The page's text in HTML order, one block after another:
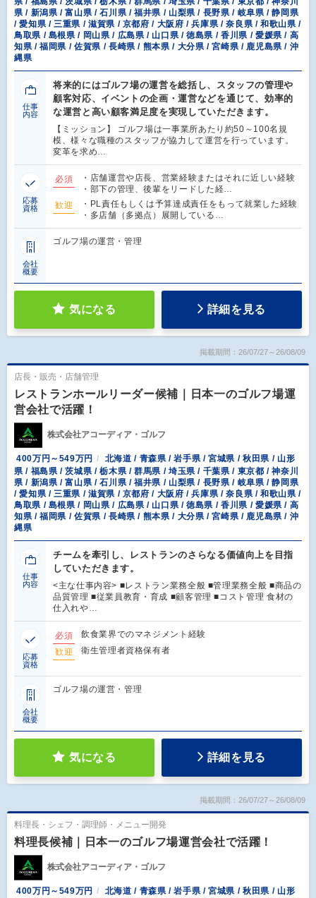
県 / 新潟県 / 富山県 / 石川県 / 福井県 / 山梨県 / 長野県 / 岐阜県 / 静岡県
/ 愛知県 / 三重県 / 滋賀県 / 京都府 / 大阪府 / 兵庫県 / 奈良県 / 和歌山県 /
鳥取県 / 島根県 / 岡山県 / 広島県 / 山口県 / 徳島県 / 香川県 / 愛媛県 / 高
知県 / 福岡県 / 佐賀県 / 長崎県 / 熊本県 / 大分県 / 宮崎県 / 鹿児島県 / 沖
縄県
仕事
内容
将来的にはゴルフ場の運営を総括し、スタッフの管理や
顧客対応、イベントの企画・運営などを通じて、効率的
な運営と高い顧客満足度を実現していただきます。
【ミッション】 ゴルフ場は一事業所あたり約50～100名規
模、様々な職種のスタッフが協力して運営を行っています。
変革を求め…
応募
資格
必須
・店舗運営や店長、営業経験またはそれに近しい経験
・部下の管理、後輩をリードした経…
歓迎
・PL責任もしくは予算達成責任をもって就業した経験
・多店舗（多拠点）展開している…
会社
概要
ゴルフ場の運営・管理
気になる 詳細を見る
掲載期間：26/07/27～26/08/09
店長・販売・店舗管理
レストランホールリーダー候補｜日本一のゴルフ場運
営会社で活躍！
株式会社アコーディア・ゴルフ
400万円～549万円
北海道 / 青森県 / 岩手県 / 宮城県 / 秋田県 / 山形
県 / 福島県 / 茨城県 / 栃木県 / 群馬県 / 埼玉県 / 千葉県 / 東京都 / 神奈川
県 / 新潟県 / 富山県 / 石川県 / 福井県 / 山梨県 / 長野県 / 岐阜県 / 静岡県
/ 愛知県 / 三重県 / 滋賀県 / 京都府 / 大阪府 / 兵庫県 / 奈良県 / 和歌山県 /
鳥取県 / 島根県 / 岡山県 / 広島県 / 山口県 / 徳島県 / 香川県 / 愛媛県 / 高
知県 / 福岡県 / 佐賀県 / 長崎県 / 熊本県 / 大分県 / 宮崎県 / 鹿児島県 / 沖
縄県
仕事
内容
チームを牽引し、レストランのさらなる価値向上を目指
していただきます。
<主な仕事内容> ■レストラン業務全般 ■管理業務全般 ■商品の
品質管理 ■従業員教育・育成 ■顧客管理 ■コスト管理 食材の
仕入れや…
応募
資格
必須
飲食業界でのマネジメント経験
歓迎
衛生管理者資格保有者
会社
概要
ゴルフ場の運営・管理
気になる 詳細を見る
掲載期間：26/07/27～26/08/09
料理長・シェフ・調理師・メニュー開発
料理長候補｜日本一のゴルフ場運営会社で活躍！
株式会社アコーディア・ゴルフ
400万円～549万円
北海道 / 青森県 / 岩手県 / 宮城県 / 秋田県 / 山形